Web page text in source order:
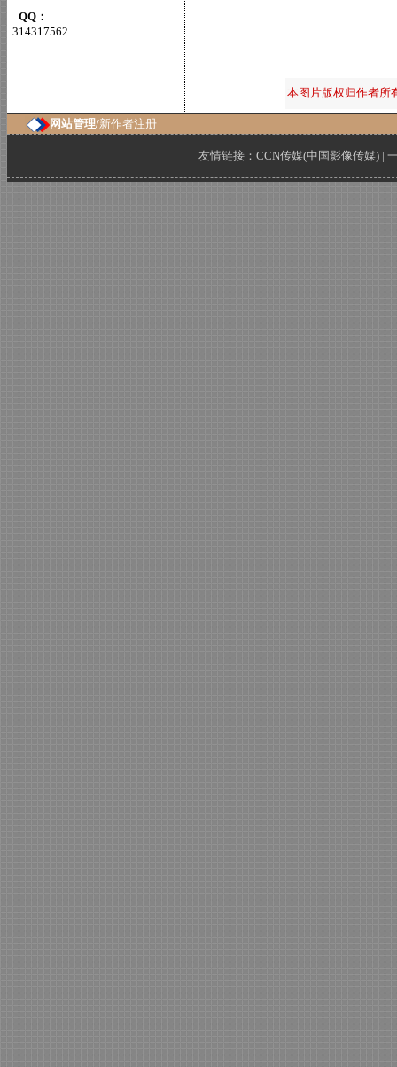
QQ：
314317562
本图片版权归作者所
网站管理/新作者注册
友情链接： CCN传媒(中国影像传媒) |